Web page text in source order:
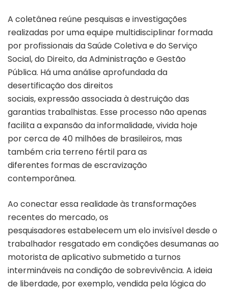
A coletânea reúne pesquisas e investigações
realizadas por uma equipe multidisciplinar formada
por profissionais da Saúde Coletiva e do Serviço
Social, do Direito, da Administração e Gestão
Pública. Há uma análise aprofundada da
desertificação dos direitos
sociais, expressão associada à destruição das
garantias trabalhistas. Esse processo não apenas
facilita a expansão da informalidade, vivida hoje
por cerca de 40 milhões de brasileiros, mas
também cria terreno fértil para as
diferentes formas de escravização
contemporânea.
Ao conectar essa realidade às transformações
recentes do mercado, os
pesquisadores estabelecem um elo invisível desde o
trabalhador resgatado em condições desumanas ao
motorista de aplicativo submetido a turnos
intermináveis na condição de sobrevivência. A ideia
de liberdade, por exemplo, vendida pela lógica do